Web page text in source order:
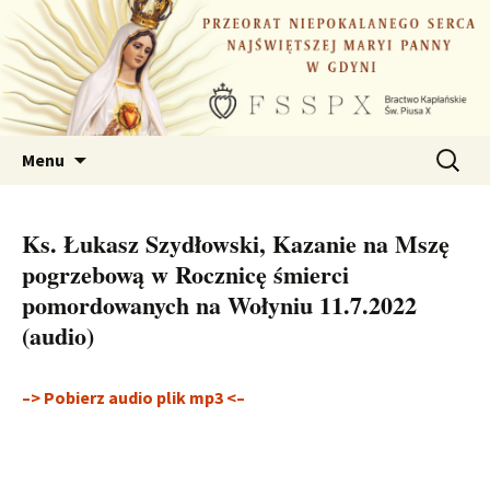
Przejdź
do
treści
Menu Szukaj:
Ks. Łukasz Szydłowski, Kazanie na Mszę
pogrzebową w Rocznicę śmierci
pomordowanych na Wołyniu 11.7.2022
(audio)
–> Pobierz audio plik mp3 <–